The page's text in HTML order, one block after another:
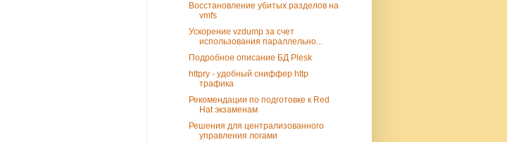
Восстановление убитых разделов на
vmfs
Ускорение vzdump за счет
использования параллельно...
Подробное описание БД Plesk
httpry - удобный сниффер http
трафика
Рекомендации по подготовке к Red
Hat экзаменам
Решения для централизованного
управления логами